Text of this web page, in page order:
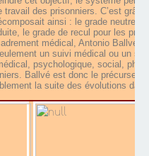
travail des prisonniers. C’est
ainsi : le grade neutre
le grade de recul pour les
médical, Antonio Ballvé
un suivi médical ou un
psychologique, social,
Ballvé est donc le précurseur
la suite des évolutions